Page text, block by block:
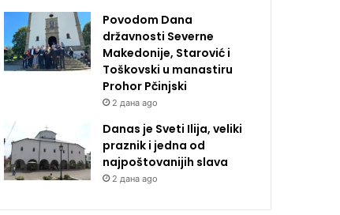
Povodom Dana
državnosti Severne
Makedonije, Starović i
Toškovski u manastiru
Prohor Pčinjski
2 дана ago
Danas je Sveti Ilija, veliki
praznik i jedna od
najpoštovanijih slava
2 дана ago